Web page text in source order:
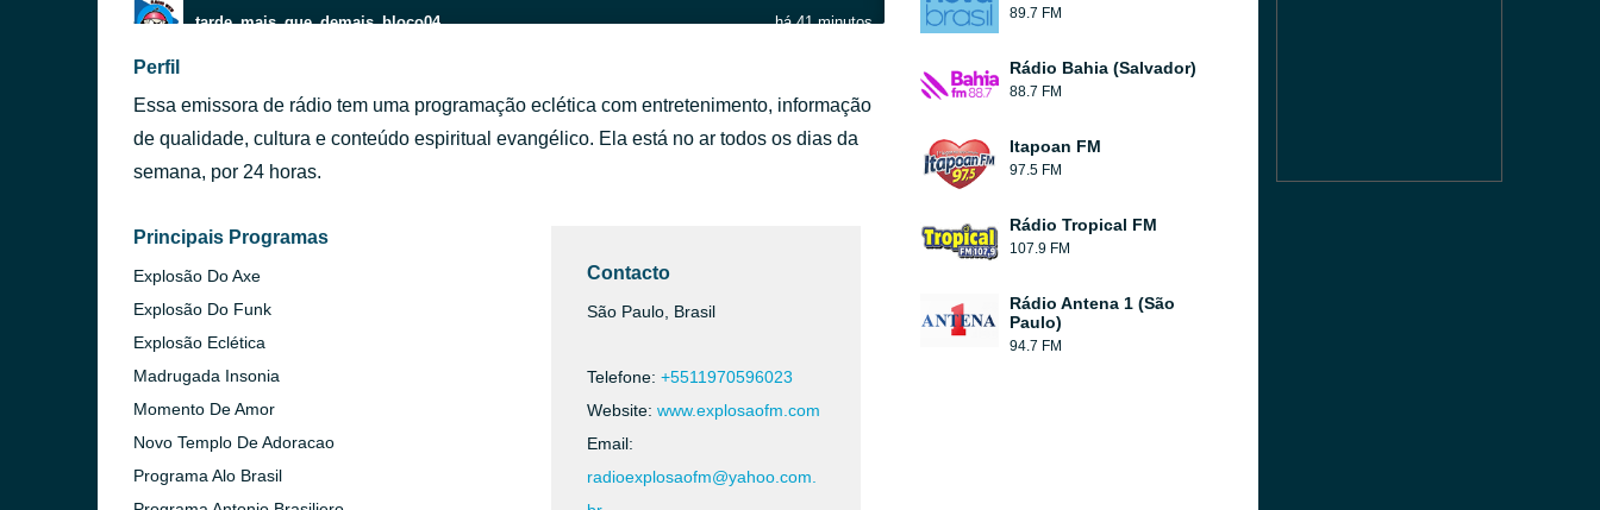
tarde_mais_que_demais_bloco04 há 41 minutos
tarde_mais_que_demais_bloco01
super_sequencia_bloco04
Perfil
Essa emissora de rádio tem uma programação eclética com entretenimento, informação
de qualidade, cultura e conteúdo espiritual evangélico. Ela está no ar todos os dias da
semana, por 24 horas.
Principais Programas
Explosão Do Axe
Explosão Do Funk
Explosão Eclética
Madrugada Insonia
Momento De Amor
Novo Templo De Adoracao
Programa Alo Brasil
Contacto
São Paulo, Brasil
Telefone: +5511970596023
Website: www.explosaofm.com
Email:
radioexplosaofm@yahoo.com.
89.7 FM
Rádio Bahia (Salvador)
88.7 FM
Itapoan FM
97.5 FM
Rádio Tropical FM
107.9 FM
Rádio Antena 1 (São
Paulo)
94.7 FM